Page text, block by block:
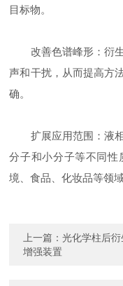
目标物。
改善色谱峰形：衍生
声和干扰，从而提高方
确。
扩展应用范围：液相
分子和小分子等不同性
境、食品、化妆品等领域
上一篇：光化学柱后
增强装置